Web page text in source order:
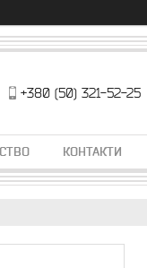
+380 (50) 321-52-25
КОНТАКТИ